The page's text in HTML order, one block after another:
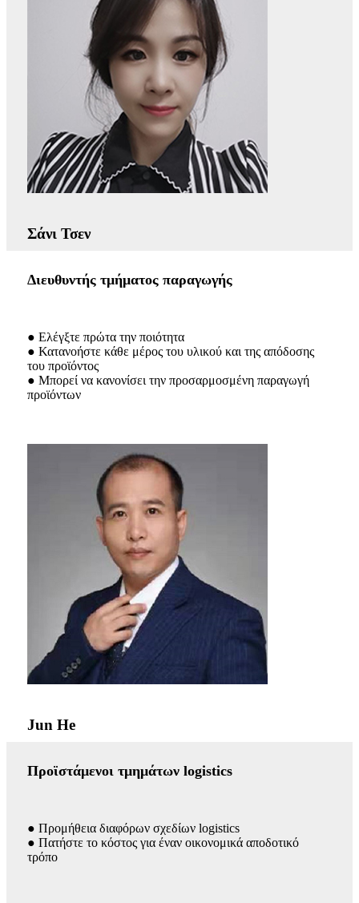
Σάνι Τσεν
Διευθυντής τμήματος παραγωγής
● Ελέγξτε πρώτα την ποιότητα
● Κατανοήστε κάθε μέρος του υλικού και της απόδοσης
του προϊόντος
● Μπορεί να κανονίσει την προσαρμοσμένη παραγωγή
προϊόντων
Jun He
Προϊστάμενοι τμημάτων logistics
● Προμήθεια διαφόρων σχεδίων logistics
● Πατήστε το κόστος για έναν οικονομικά αποδοτικό
τρόπο